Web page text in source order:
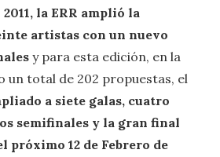
2011, la ERR amplió la
artistas con un nuevo
y para esta edición, en la
un total de 202 propuestas, el
a siete galas, cuatro
semifinales y la gran final
próximo 12 de Febrero de